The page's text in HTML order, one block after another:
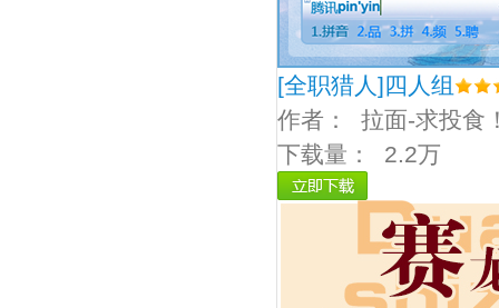
[全职猎人]四人组
作者： 拉面-求投食
下载量： 2.2万